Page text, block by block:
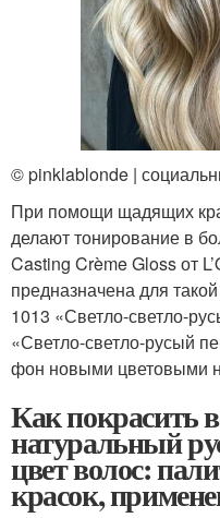
© pinklablonde |
При помощи щадящих
делают тонирование в
Casting Crème Gloss от
предназначена для
1013 «Светло-светло-
«Светло-светло-русый
фон новыми цветовыми
Как покрасить
натуральный
цвет волос:
красок,